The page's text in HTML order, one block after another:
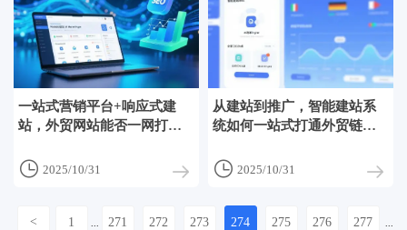
一站式营销平台+响应式建
站，外贸网站能否一网打
 2025/10/31
从建站到推广，智能建站系
统如何一站式打通外贸链
 2025/10/31
< 1 271 272 273 274 275 276 277